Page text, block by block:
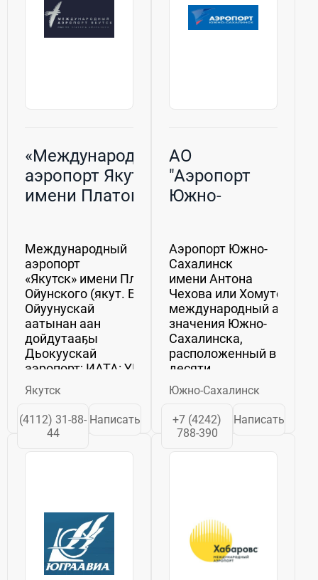
«Международный
аэропорт Якутск
имени Платона
Международный
аэропорт
«Якутск» имени Платона
Ойунского (якут. Былатыан
Ойуунускай
аатынан аан
дойдутааҕы
Дьокуускай
аэропорт; ИАТА: YKS, ИКАО: UEEE)
—
международный аэропорт федерального
значения в...
Якутск
(4112) 31-88-
44
Написать
АО
"Аэропорт
Южно-
Аэропорт Южно-
Сахалинск
имени Антона
Чехова или Хомутово
международный
значения Южно-
Сахалинска,
расположенный в
десяти
километрах от
центра города, ...
Южно-Сахалинск
+7 (4242)
788-390
Написать